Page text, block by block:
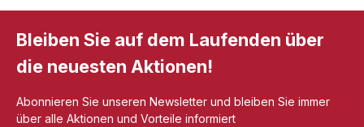
Bleiben Sie auf dem Laufenden über
die neuesten Aktionen!
Abonnieren Sie unseren Newsletter und bleiben Sie immer
über alle Aktionen und Vorteile informiert